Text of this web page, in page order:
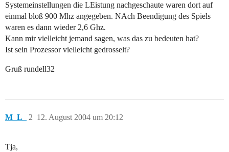
Systemeinstellungen die LEistung nachgeschaute waren dort auf
einmal bloß 900 Mhz angegeben. NAch Beendigung des Spiels
waren es dann wieder 2,6 Ghz.
Kann mir vielleicht jemand sagen, was das zu bedeuten hat?
Ist sein Prozessor vielleicht gedrosselt?
Gruß rundell32
M_L_ 12. August 2004 um 20:12
2
Tja,